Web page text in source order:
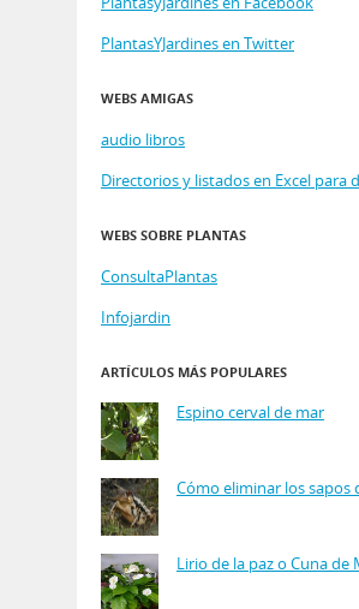
PlantasYJardines en Twitter
WEBS AMIGAS
audio libros
Directorios y listados en Excel para
WEBS SOBRE PLANTAS
ConsultaPlantas
Infojardin
ARTÍCULOS MÁS POPULARES
Espino cerval de mar
Cómo eliminar los sapos
Lirio de la paz o Cuna de